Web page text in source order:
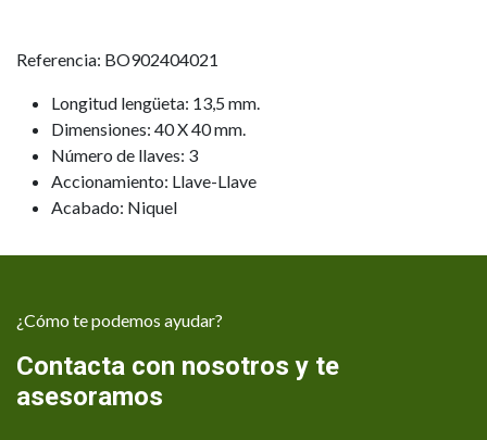
Referencia: BO902404021
Longitud lengüeta: 13,5 mm.
Dimensiones: 40 X 40 mm.
Número de llaves: 3
Accionamiento: Llave-Llave
Acabado: Niquel
¿Cómo te podemos ayudar?
Contacta con nosotros y te
asesoramos